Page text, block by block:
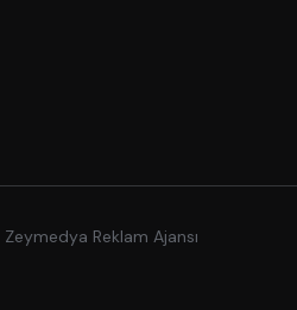
Zeymedya Reklam Ajansı